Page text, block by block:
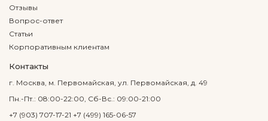
Отзывы
Вопрос-ответ
Статьи
Корпоративным клиентам
Контакты
г. Москва, м. Первомайская, ул. Первомайская, д. 49
Пн.-Пт.: 08:00-22:00, Сб-Вс.: 09:00-21:00
+7 (903) 707-17-21 +7 (499) 165-06-57